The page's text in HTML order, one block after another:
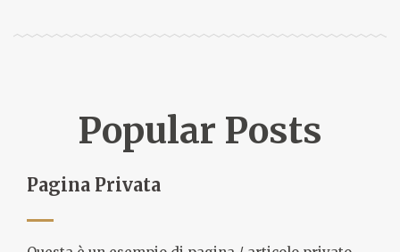
Popular Posts
Pagina Privata